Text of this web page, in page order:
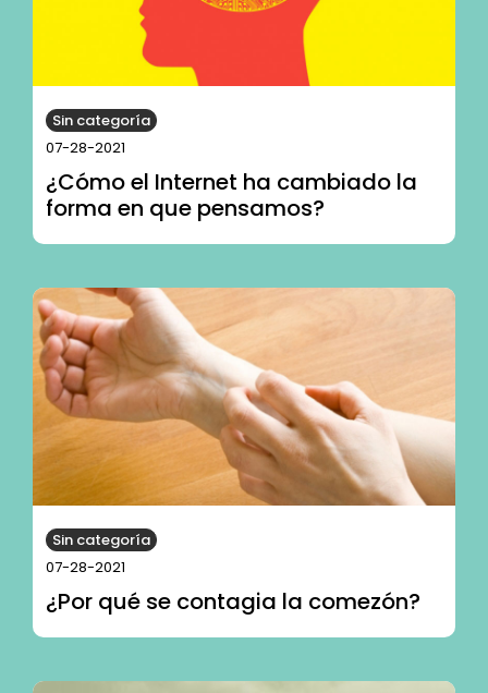
Sin categoría
07-28-2021
¿Cómo el Internet ha cambiado la
forma en que pensamos?
Sin categoría
07-28-2021
¿Por qué se contagia la comezón?